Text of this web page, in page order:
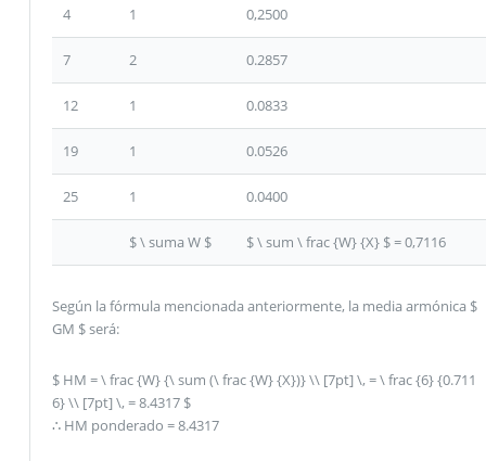
4 1 0,2500
7 2 0.2857
12 1 0.0833
19 1 0.0526
25 1 0.0400
$ \ suma W $ $ \ sum \ frac {W} {X} $ = 0,7116
Según la fórmula mencionada anteriormente, la media armónica $
GM $ será:
$ HM = \ frac {W} {\ sum (\ frac {W} {X})} \\ [7pt] \, = \ frac {6} {0.711
6} \\ [7pt] \, = 8.4317 $
∴ HM ponderado = 8.4317